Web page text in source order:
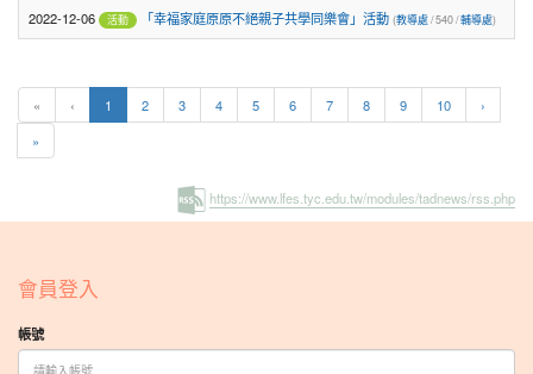
2022-12-06 活動 「幸福家庭原原不絕親子共學同樂會」活動 (教導處/ 540 /輔導處)
« ‹ 1 (current)
2 3 4 5 6 7 8 9 10
›
»
https://www.lfes.tyc.edu.tw/modules/tadnews/rss.php
會員登入
帳號